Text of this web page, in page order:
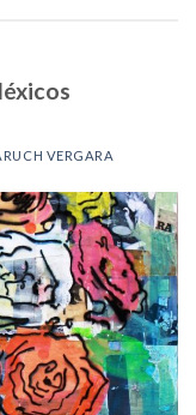
VERGARA